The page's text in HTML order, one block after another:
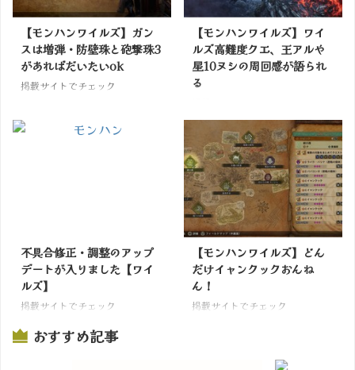
【モンハンワイルズ】ガン
スは増弾・防壁珠と砲撃珠3
があればだいたいok
掲載サイトでチェック
【モンハンワイルズ】ワイ
ルズ高難度クエ、王アルや
星10ヌシの周回感が語られ
る
不具合修正・調整のアップ
デートが入りました【ワイ
ルズ】
掲載サイトでチェック
【モンハンワイルズ】どん
だけイャンクックおんね
ん！
掲載サイトでチェック
おすすめ記事